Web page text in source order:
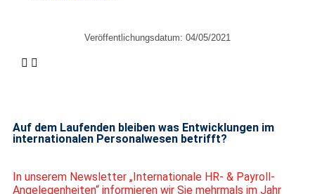
Veröffentlichungsdatum: 04/05/2021
Auf dem Laufenden bleiben was Entwicklungen im
internationalen Personalwesen betrifft?
In unserem Newsletter „Internationale HR- & Payroll-
Angelegenheiten“ informieren wir Sie mehrmals im Jahr